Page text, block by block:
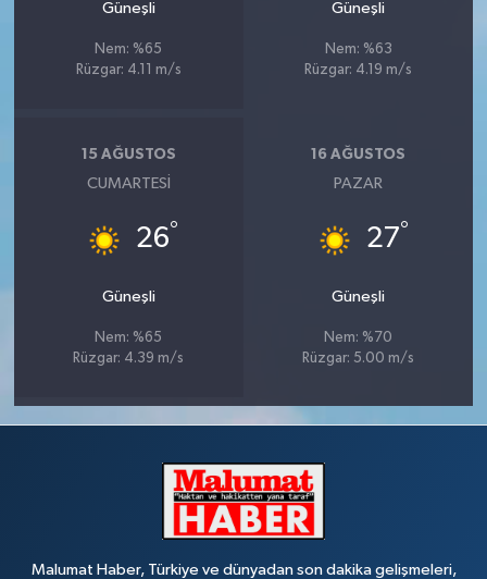
Güneşli
Nem: %65
Rüzgar: 4.11 m/s
Güneşli
Nem: %63
Rüzgar: 4.19 m/s
15 AĞUSTOS
CUMARTESI
26°
Güneşli
Nem: %65
Rüzgar: 4.39 m/s
16 AĞUSTOS
PAZAR
27°
Güneşli
Nem: %70
Rüzgar: 5.00 m/s
Malumat Haber, Türkiye ve dünyadan son dakika gelişmeleri,